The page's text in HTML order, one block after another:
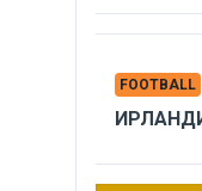
FOOTBALL